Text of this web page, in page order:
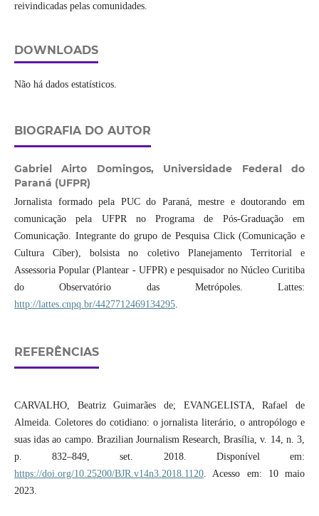
reivindicadas pelas comunidades.
DOWNLOADS
Não há dados estatísticos.
BIOGRAFIA DO AUTOR
Gabriel Airto Domingos, Universidade Federal do
Paraná (UFPR)
Jornalista formado pela PUC do Paraná, mestre e doutorando em
comunicação pela UFPR no Programa de Pós-Graduação em
Comunicação. Integrante do grupo de Pesquisa Click (Comunicação e
Cultura Cíber), bolsista no coletivo Planejamento Territorial e
Assessoria Popular (Plantear - UFPR) e pesquisador no Núcleo Curitiba
do Observatório das Metrópoles. Lattes:
http://lattes.cnpq.br/4427712469134295.
REFERÊNCIAS
CARVALHO, Beatriz Guimarães de; EVANGELISTA, Rafael de
Almeida. Coletores do cotidiano: o jornalista literário, o antropólogo e
suas idas ao campo. Brazilian Journalism Research, Brasília, v. 14, n. 3,
p. 832–849, set. 2018. Disponível em:
https://doi.org/10.25200/BJR.v14n3.2018.1120. Acesso em: 10 maio
2023.